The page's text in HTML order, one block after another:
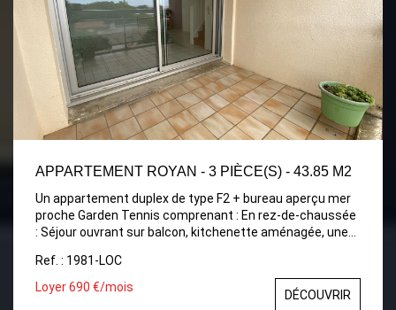
APPARTEMENT ROYAN - 3 PIÈCE(S) - 43.85 M2
Un appartement duplex de type F2 + bureau aperçu mer
proche Garden Tennis comprenant : En rez-de-chaussée
: Séjour ouvrant sur balcon, kitchenette aménagée, une
avec placard, une chambre mansardée, salle de bains
avec placard. Place de parking - Chauffage électrique.
Ref. : 1981-LOC
Loyer 690 €/mois
DÉCOUVRIR